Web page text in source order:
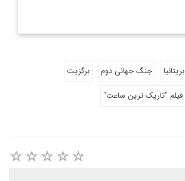
بریتانیا جنگ جهانی دوم
برگزیت
فیلم "تاریک ترین ساعت"